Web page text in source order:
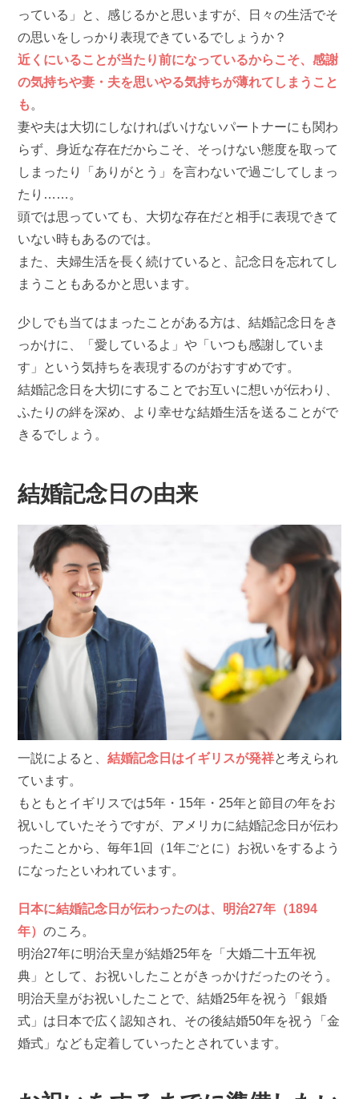
っている」と、感じるかと思いますが、日々の生活でそ
の思いをしっかり表現できているでしょうか？
近くにいることが当たり前になっているからこそ、感謝
の気持ちや妻・夫を思いやる気持ちが薄れてしまうこと
も 。
妻や夫は大切にしなければいけないパートナーにも関わ
らず、身近な存在だからこそ、そっけない態度を取って
しまったり「ありがとう」を言わないで過ごしてしまっ
たり……。
頭では思っていても、大切な存在だと相手に表現できて
いない時もあるのでは。
また、夫婦生活を長く続けていると、記念日を忘れてし
まうこともあるかと思います。
少しでも当てはまったことがある方は、結婚記念日をき
っかけに、「愛しているよ」や「いつも感謝していま
す」という気持ちを表現するのがおすすめです。
結婚記念日を大切にすることでお互いに想いが伝わり、
ふたりの絆を深め、より幸せな結婚生活を送ることがで
きるでしょう。
結婚記念日の由来
一説によると、結婚記念日はイギリスが発祥と考えられ
ています。
もともとイギリスでは5年・15年・25年と節目の年をお
祝いしていたそうですが、アメリカに結婚記念日が伝わ
ったことから、毎年1回（1年ごとに）お祝いをするよう
になったといわれています。
日本に結婚記念日が伝わったのは、明治27年（1894
年）のころ。
明治27年に明治天皇が結婚25年を「大婚二十五年祝
典」として、お祝いしたことがきっかけだったのそう。
明治天皇がお祝いしたことで、結婚25年を祝う「銀婚
式」は日本で広く認知され、その後結婚50年を祝う「金
婚式」なども定着していったとされています。